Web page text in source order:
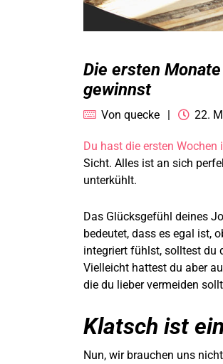
Die ersten
gewinnst
Von quecke 22.
Du hast die ersten
Sicht. Alles ist an sich
unterkühlt.
Das Glücksgefühl deines
bedeutet, dass es egal ist,
integriert fühlst, solltest du
Vielleicht hattest du aber
die du lieber vermeiden
Klatsch ist
Nun, wir brauchen uns